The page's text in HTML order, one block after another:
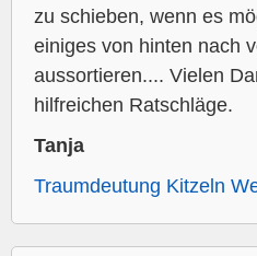
zu schieben, wenn es
einiges von hinten nach
aussortieren.... Vielen
hilfreichen Ratschläge.
Tanja
Traumdeutung Kitzeln